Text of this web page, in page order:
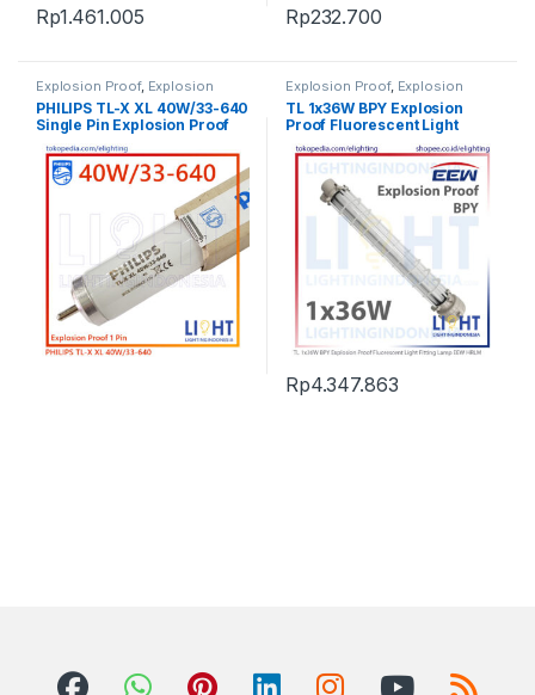
Rp1.461.005 Rp232.700
Explosion Proof, Explosion
Proof,Explosion Proof,
Fluorescent Light, Lampu TL
Fluorescent,Listrik Kapal
Marine Penerangan
PHILIPS TL-X XL 40W/33-640
Single Pin Explosion Proof
Explosion Proof, Explosion
Proof ,Explosion Proof
Fluorescent Light,Lampu TL
Fluorescent,Listrik Kapal
TL 1x36W BPY Explosion
Proof Fluorescent Light
Fitting Lamp EEW HRLM
Rp4.347.863